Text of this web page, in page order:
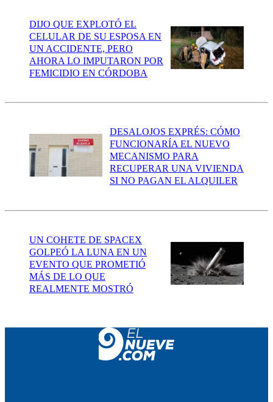
DIJO QUE EXPLOTÓ EL
CELULAR DE SU ESPOSA EN
UN ACCIDENTE, PERO
AHORA LO IMPUTARON POR
FEMICIDIO EN CÓRDOBA
DESALOJOS EXPRÉS: CÓMO
FUNCIONARÍA EL NUEVO
MECANISMO PARA
RECUPERAR UNA VIVIENDA
SI NO PAGAN EL ALQUILER
UN COHETE DE SPACEX
GOLPEÓ LA LUNA EN UN
EVENTO QUE PROMETIÓ
MÁS DE LO QUE
REALMENTE MOSTRÓ